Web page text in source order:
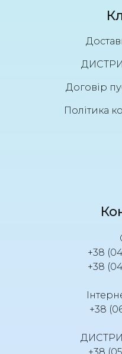
Договір
Політика
+38
+38
+38
+38